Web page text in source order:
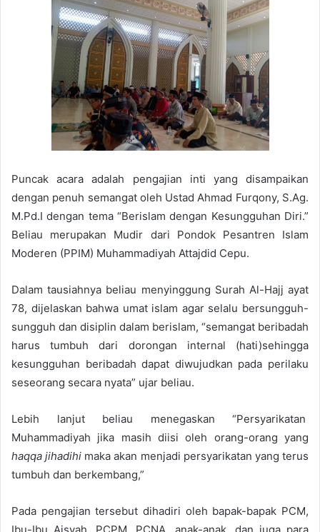
Puncak acara adalah pengajian inti yang disampaikan
dengan penuh semangat oleh Ustad Ahmad Furqony, S.Ag.
M.Pd.I dengan tema “Berislam dengan Kesungguhan Diri.”
Beliau merupakan Mudir dari Pondok Pesantren Islam
Moderen (PPIM) Muhammadiyah Attajdid Cepu.
Dalam tausiahnya beliau menyinggung Surah Al-Hajj ayat
78, dijelaskan bahwa umat islam agar selalu bersungguh-
sungguh dan disiplin dalam berislam, “semangat beribadah
harus tumbuh dari dorongan internal (hati)sehingga
kesungguhan beribadah dapat diwujudkan pada perilaku
seseorang secara nyata” ujar beliau.
Lebih lanjut beliau menegaskan “Persyarikatan
Muhammadiyah jika masih diisi oleh orang-orang yang
haqqa jihadihi maka akan menjadi persyarikatan yang terus
tumbuh dan berkembang,”
Pada pengajian tersebut dihadiri oleh bapak-bapak PCM,
Ibu-Ibu Aisyah, PCPM, PCNA, anak-anak, dan juga para